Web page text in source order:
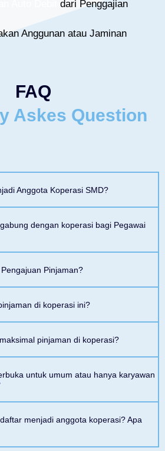
dari Penggajian
Anggunan atau Jaminan
FAQ
Askes Question
Anggota Koperasi SMD?
dengan koperasi bagi Pegawai
Pinjaman?
di koperasi ini?
pinjaman di koperasi?
untuk umum atau hanya karyawan
menjadi anggota koperasi? Apa